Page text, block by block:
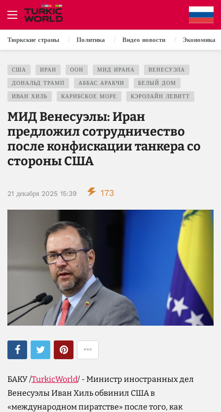
Тюркские страны Политика Видео новости Экономика
США ИРАН ООН МИД ИРАНА ВЕНЕСУЭЛА
ДОНАЛЬД ТРАМП АББАС АРАКЧИ БЕЛЫЙ ДОМ
ИВАН ХИЛЬ КАРИБСКОЕ МОРЕ КЭРОЛАЙН ЛЕВИТТ
МИД Венесуэлы: Иран
предложил сотрудничество
после конфискации танкера со
стороны США
21 декабря 2025 15:39 173
БАКУ /TurkicWorld/ - Министр иностранных дел
Венесуэлы Иван Хиль обвинил США в
«международном пиратстве» после того, как